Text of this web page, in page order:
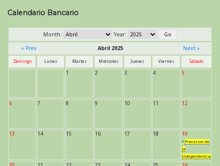
Calendario Bancario
Month:
Year:
« Prev
Abril 2025 Next »
Domingo Lunes Martes Miércoles Jueves Viernes Sábado
1 2 3 4 5
6 7 8 9 10 11 12
13 14 15 16 17 18 19
* Precursor de
la
Independencia